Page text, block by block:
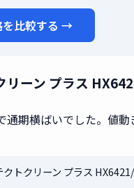
を比較する →
ーン プラス
通期横ばいでした。値
トクリーン プラス